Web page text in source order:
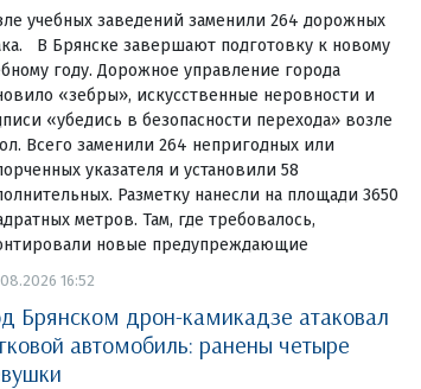
учебных заведений заменили 264 дорожных
В Брянске завершают подготовку к новому
году. Дорожное управление города
«зебры», искусственные неровности и
«убедись в безопасности перехода» возле
Всего заменили 264 непригодных или
указателя и установили 58
Разметку нанесли на площади 3650
метров. Там, где требовалось,
новые предупреждающие
16:52
Брянском дрон-камикадзе атаковал
автомобиль: ранены четыре